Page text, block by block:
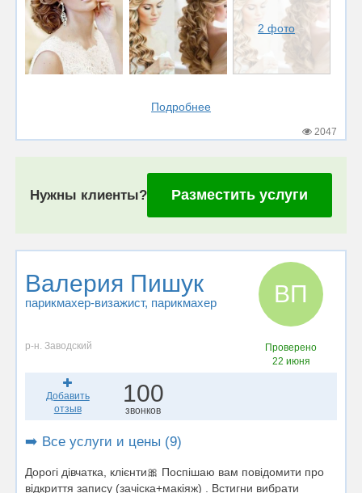
2 фото
Подробнее
2047
Нужны клиенты? Разместить услуги
Валерия Пишук
парикмахер-визажист, парикмахер ВП
р-н. Заводский
Проверено
22 июня
Добавить
отзыв
100
звонков
➡️ Все услуги и цены (9)
Дорогі дівчатка, клієнти🎀 Поспішаю вам повідомити про
відкриття запису (зачіска+макіяж) . Встигни вибрати